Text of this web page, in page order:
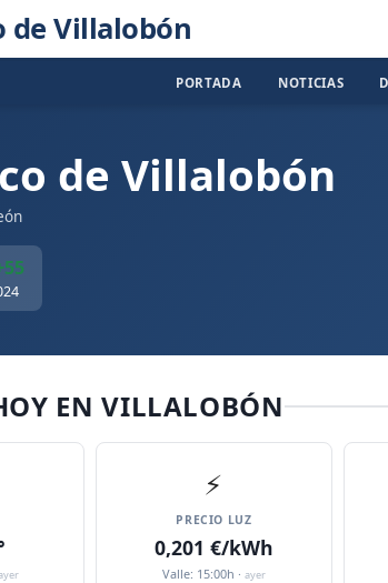
de Villalobón
PORTADA NOTICIAS
de Villalobón
EN VILLALOBÓN
⚡
PRECIO LUZ
0,201 €/kWh
Valle: 15:00h · ayer